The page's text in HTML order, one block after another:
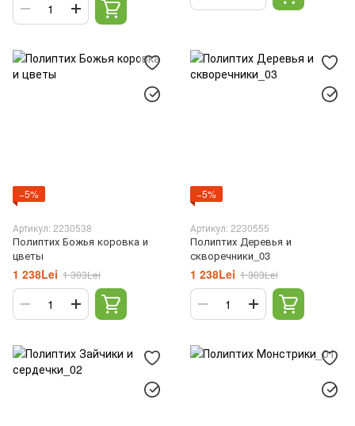
−5%
Артикул: 2230538
Полиптих Божья коровка и
цветы
1 238Lei 1 303Lei
−5%
Артикул: 2230555
Полиптих Деревья и
скворечники_03
1 238Lei 1 303Lei